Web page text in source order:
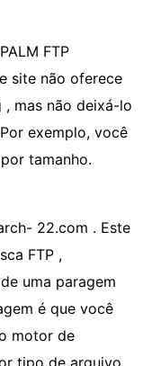
FTP
site não oferece
mas não deixá-lo
exemplo, você
tamanho.
22.com . Este
FTP ,
uma paragem
é que você
motor de
tipo de arquivo